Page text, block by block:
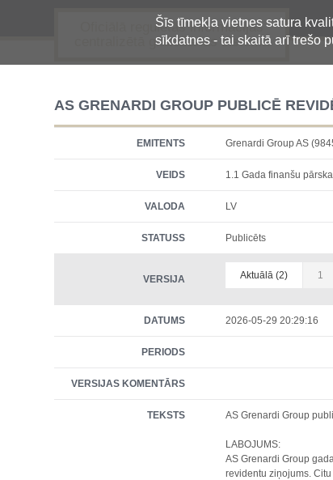
Šīs tīmekļa vietnes satura
sīkdatnes - tai skaitā arī trešo
Oficiālā regulētās informācijas
centralizētā glabāšanas sistēma
AS GRENARDI GROUP PUBLICĒ
EMITENTS Grenardi Group AS
VEIDS 1.1 Gada finanšu
VALODA LV
STATUSS Publicēts
VERSIJA Aktuālā (2) 1
DATUMS 2026-05-29 20:29:16
PERIODS
VERSIJAS KOMENTĀRS
TEKSTS AS Grenardi Group
LABOJUMS:
AS Grenardi Group
revidentu ziņojums.